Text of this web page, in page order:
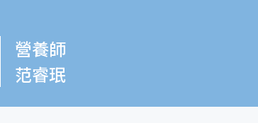
營養師
范睿珉